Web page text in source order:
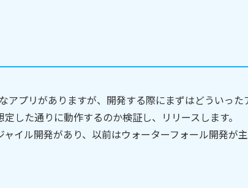
アプリがありますが、開発する際にまずはどういっ
した通りに動作するのか検証し、リリースします。
イル開発があり、以前はウォーターフォール開発が